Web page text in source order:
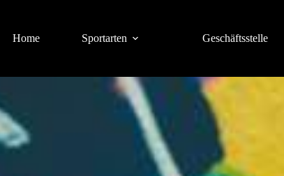
Home Sportarten Geschäftsstelle